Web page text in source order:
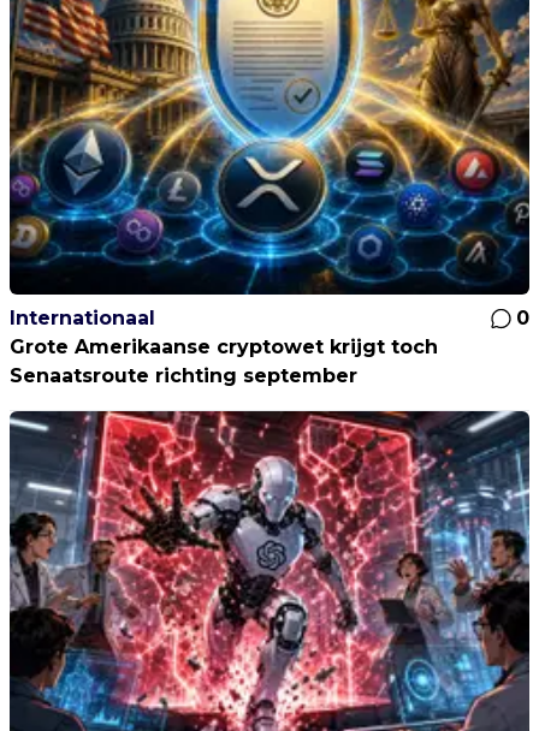
Internationaal
0
Grote Amerikaanse cryptowet krijgt toch
Senaatsroute richting september